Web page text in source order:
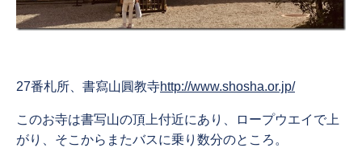
27番札所、書寫山圓教寺http://www.shosha.or.jp/
このお寺は書写山の頂上付近にあり、ロープウエイで上
がり、そこからまたバスに乗り数分のところ。